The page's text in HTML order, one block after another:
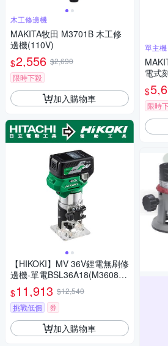
木工修邊機
MAKITA牧田 M3701B 木工修
邊機(110V)
$2,556 $2,690
限時下殺
加入購物車
【HIKOKI】MV 36V鋰電無刷修
邊機-單電BSL36A18(M3608D
A)
$11,913 $12,540
挑戰低價
券
加入購物車
單主
電式
充電
$
限時